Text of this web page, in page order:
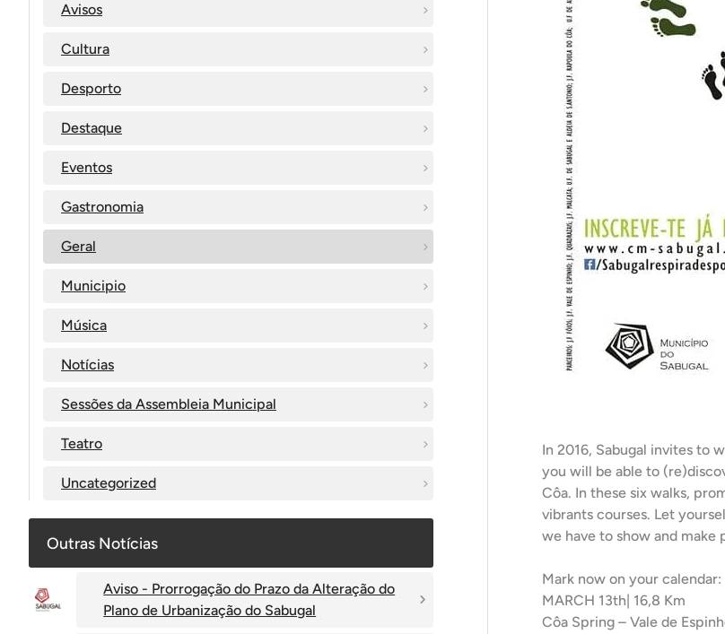
Avisos
Cultura
Desporto
Destaque
Eventos
Gastronomia
Geral
Municipio
Música
Notícias
Sessões da Assembleia Municipal
Teatro
Uncategorized
Outras Notícias
Aviso - Prorrogação do Prazo da Alteração do
Plano de Urbanização do Sabugal
In 2016, Sabugal invites to
you will be able to
Côa. In these six walks,
vibrants courses. Let
we have to show and make
Mark now on your calendar:
MARCH 13th| 16,8 Km
Côa Spring – Vale de